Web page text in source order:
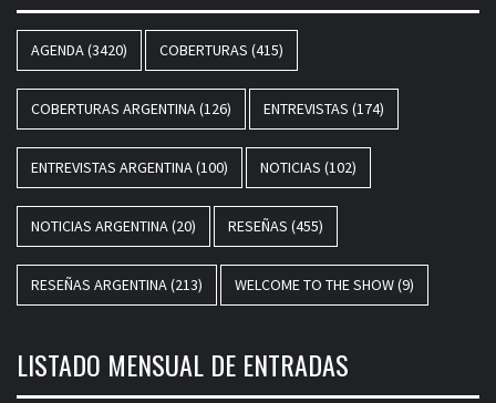
AGENDA(3420) COBERTURAS (415)
COBERTURAS ARGENTINA(126) ENTREVISTAS (174)
ENTREVISTAS ARGENTINA(100) NOTICIAS (102)
NOTICIAS ARGENTINA(20) RESEÑAS (455)
RESEÑAS ARGENTINA(213) WELCOME TO THE SHOW(9)
LISTADO MENSUAL DE ENTRADAS